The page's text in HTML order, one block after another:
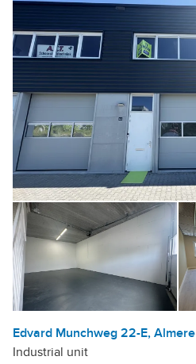
Edvard Munchweg 22-E, Almere
Industrial unit